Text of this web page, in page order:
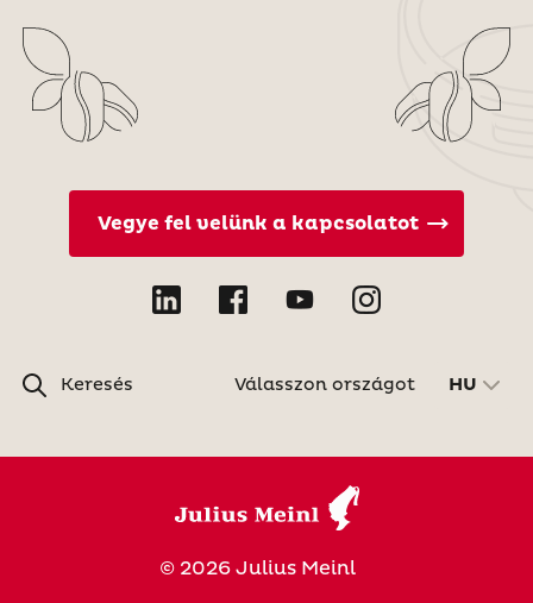
Keresés
Vegye fel velünk a kapcsolatot
Válasszon országot HU
© 2026 Julius Meinl